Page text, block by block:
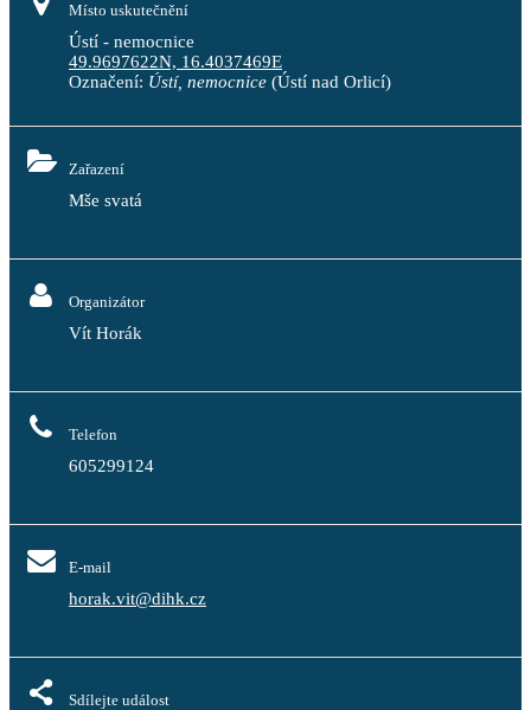
Místo uskutečnění
Ústí - nemocnice
49.9697622N, 16.4037469E
Označení: Ústí, nemocnice (Ústí nad Orlicí)
Zařazení
Mše svatá
Organizátor
Vít Horák
Telefon
605299124
E-mail
horak.vit@dihk.cz
Sdílejte událost